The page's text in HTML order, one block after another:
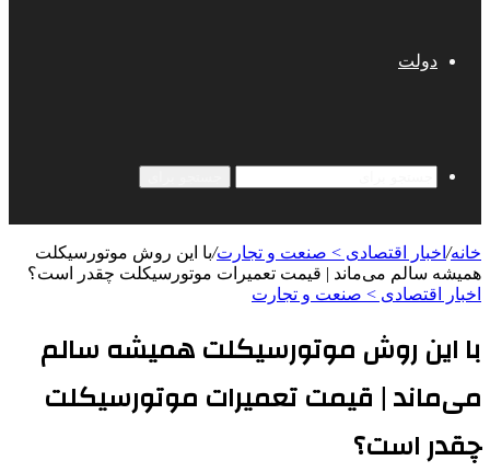
دولت
خانه/ اخبار اقتصادی > صنعت و تجارت/با این روش موتورسیکلت
همیشه سالم می‌ماند | قیمت تعمیرات موتورسیکلت چقدر است؟
اخبار اقتصادی > صنعت و تجارت
با این روش موتورسیکلت همیشه سالم
می‌ماند | قیمت تعمیرات موتورسیکلت
چقدر است؟